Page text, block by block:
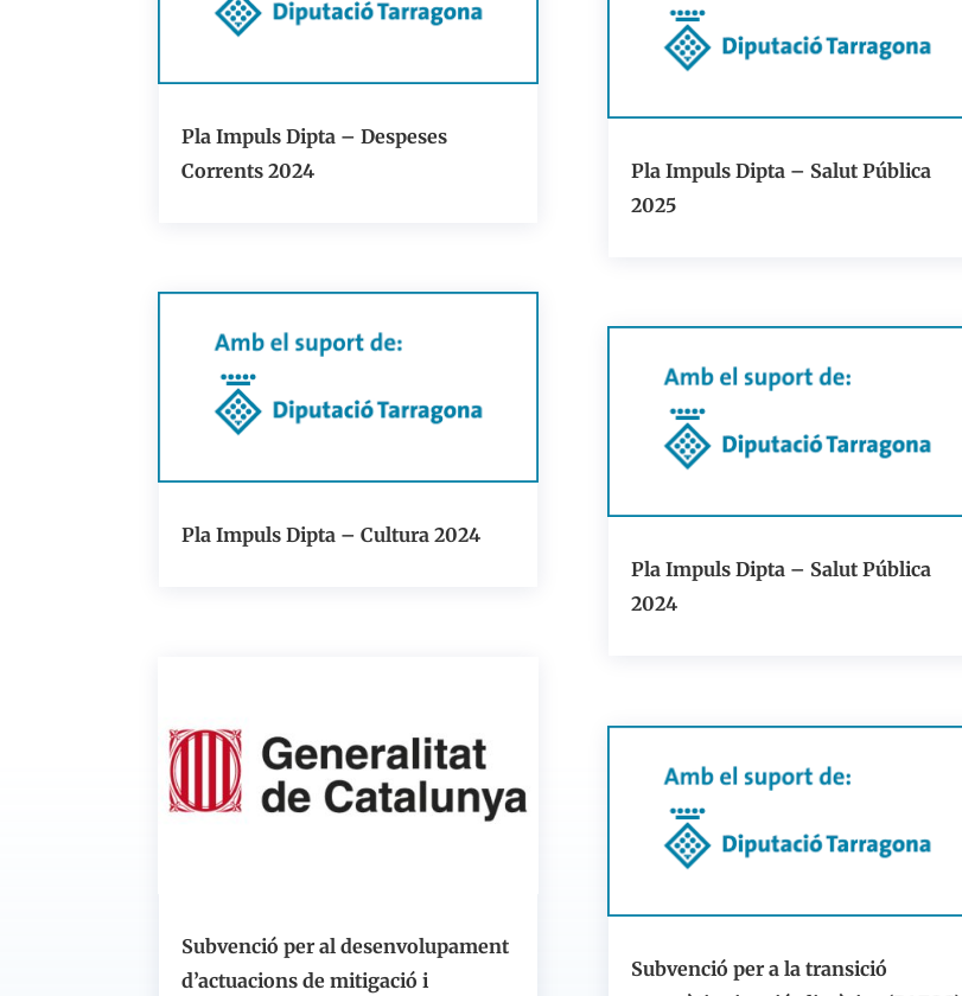
Pla Impuls Dipta – Despeses
Corrents 2024
Pla Impuls Dipta – Cultura 2024
Subvenció per al desenvolupament
d’actuacions de mitigació i
Pla Impuls Dipta – Salut Pública
2025
Pla Impuls Dipta – Salut Pública
2024
Subvenció per a la transició